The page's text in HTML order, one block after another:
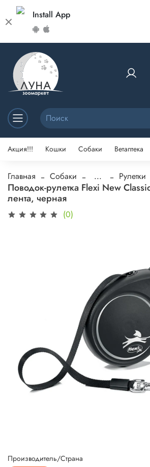
Install App
Акция!!! Кошки Собаки Ветаптека
Главная Собаки ... Рулетки
Поводок-рулетка Flexi New
лента, черная
(0)
Производитель/Страна